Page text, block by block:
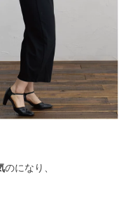
のになり、